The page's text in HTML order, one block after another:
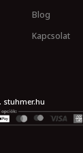
Blog
Kapcsolat
stuhmer.hu